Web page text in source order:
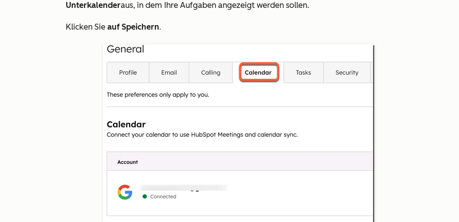
Unterkalenderaus, in dem Ihre Aufgaben angezeigt werden sollen.
Klicken Sie auf Speichern.